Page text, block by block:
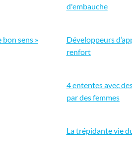
d'embauche
bon sens »
Développeurs
renfort
4 ententes avec
par des femmes
La trépidante vie